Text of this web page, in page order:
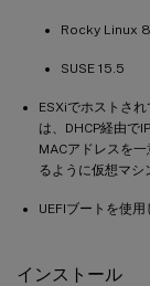
Rocky Linux
SUSE 15.5
ESXiでホストさ
は、DHCP経由で
MACアドレスを
るように仮想マシ
UEFIブートを使
インストール